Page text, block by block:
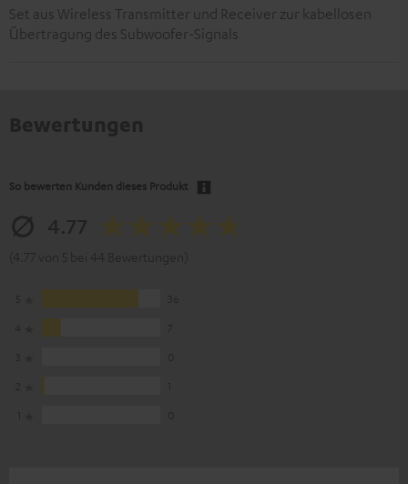
Set aus Wireless Transmitter und Receiver zur kabellosen
Übertragung des Subwoofer-Signals
So bewerten Kunden dieses Produkt